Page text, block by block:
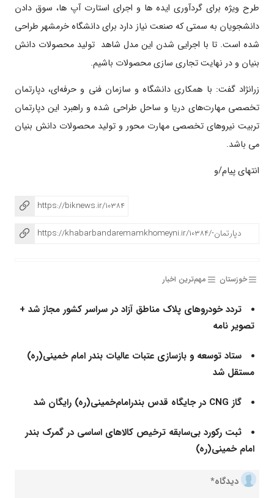
طرح ویژه برای گردآوری ایده ها و اجرای استارت آپ ها، سوق دادن
دانشجویان به سمتی که صنعت نیاز دارد برای دانشگاه خرمشهر طراحی
شده است. تا با اجرایی شدن این مدل شاهد تولید محصولات دانش
بنیان و در نهایت تجاری سازی محصولات باشیم.
زرانژاد گفت: با همکاری دانشگاه و سازمان فنی و حرفه‌ای، دپارتمان
تخصصی مهارت‌های دریا و ساحل طراحی شده و راهبرد این دپارتمان
تربیت نیروهای تخصصی مهارت محور و تولید محصولات دانش بنیان
می باشد.
انتهای پیام/و
https://biknews.ir/10384
https://khabarbandaremamkhomeyni.ir/10384/دپارتمان-
خوزستان مهم‌ترین اخبار
تردد خودروهای پلاک مناطق آزاد در سراسر کشور مجاز شد +
تصویر نامه
ستاد توسعه و بازسازی عتبات عالیات بندر امام خمینی(ره)
مستقل شد
گاز CNG در جایگاه قدس بندر‌امام‌خمینی(ره) رایگان شد
ثبت رکورد بی‌سابقه ترخیص کالاهای اساسی در گمرک بندر
امام خمینی(ره)